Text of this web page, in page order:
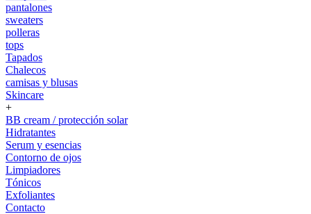
pantalones
sweaters
polleras
tops
Tapados
Chalecos
camisas y blusas
Skincare
+
BB cream / protección solar
Hidratantes
Serum y esencias
Contorno de ojos
Limpiadores
Tónicos
Exfoliantes
Contacto